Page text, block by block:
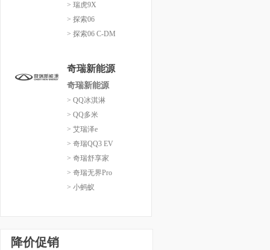
> 瑞虎9X
> 探索06
> 探索06 C-DM
奇瑞新能源
奇瑞新能源
> QQ冰淇淋
> QQ多米
> 艾瑞泽e
> 奇瑞QQ3 EV
> 奇瑞舒享家
> 奇瑞无界Pro
> 小蚂蚁
降价促销